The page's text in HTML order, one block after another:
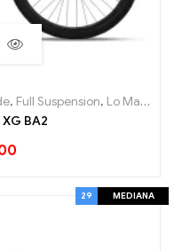
, Full Suspension, Lo Mas nuevo
BA2
29 MEDIANA